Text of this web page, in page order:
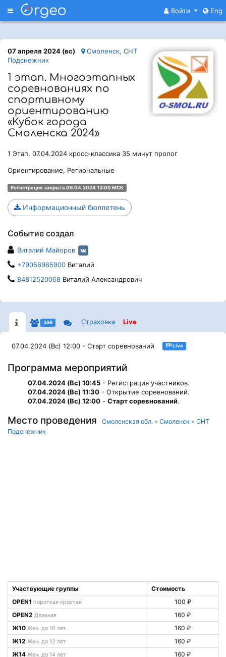
Меню Войти Eng
07 апреля 2024 (вс)
Смоленск, СНТ
Подснежник
1 этап. Многоэтапных
соревнованиях по
спортивному
ориентированию
«Кубок города
Смоленска 2024»
1 Этап. 07.04.2024 кросс-классика 35 минут пролог
Ориентирование, Региональные
Регистрация закрыта 06.04.2024 13:00 МСК
Информационный бюллетень
Событие создал
Виталий Майоров
+79056965900 Виталий
84812520068 Виталий Александрович
356 Страховка Live
07.04.2024 (Вс) 12:00 - Старт соревнований Live
Программа мероприятий
07.04.2024 (Вс) 10:45 - Регистрация участников.
07.04.2024 (Вс) 11:30 - Открытие соревнований.
07.04.2024 (Вс) 12:00 - Старт соревнований.
Место проведения Смоленская обл. » Смоленск » СНТ
Подснежник
Участвующие группы
Стоимость
OPEN1 Короткая простая
100 ₽
OPEN2 Длинная
160 ₽
Ж10 Жен. до 10 лет
160 ₽
Ж12 Жен. до 12 лет
160 ₽
Ж14 Жен. до 14 лет
160 ₽